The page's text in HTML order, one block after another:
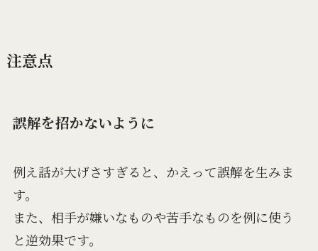
注意点
誤解を招かないように
例え話が大げさすぎると、かえって誤解を生みま
す。
また、相手が嫌いなものや苦手なものを例に使う
と逆効果です。